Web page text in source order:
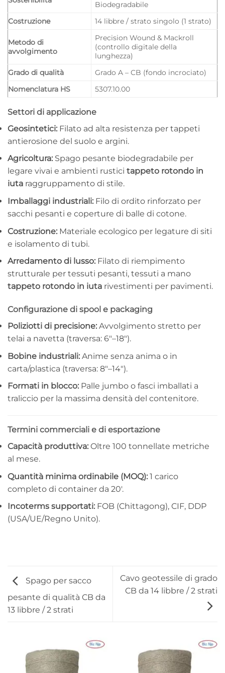
Biodegradabile
Costruzione
14 libbre / strato singolo (1 strato)
Metodo di
avvolgimento
Precision Wound & Mackroll
(controllo digitale della
lunghezza)
Grado di qualità
Grado A – CB (fondo incrociato)
Nomenclatura HS
5307.10.00
Settori di applicazione
Geosintetici: Filato ad alta resistenza per tappeti
antierosione del suolo e argini.
Agricoltura: Spago pesante biodegradabile per
legare vivai e ambienti rustici tappeto rotondo in
iuta raggruppamento di stile.
Imballaggi industriali: Filo di ordito rinforzato per
sacchi pesanti e coperture di balle di cotone.
Costruzione: Materiale ecologico per legature di siti
e isolamento di tubi.
Arredamento di lusso: Filato di riempimento
strutturale per tessuti pesanti, tessuti a mano
tappeto rotondo in iuta rivestimenti per pavimenti.
Configurazione di spool e packaging
Poliziotti di precisione: Avvolgimento stretto per
telai a navetta (traversa: 6″–18″).
Bobine industriali: Anime senza anima o in
carta/plastica (traversa: 8″–14″).
Formati in blocco: Palle jumbo o fasci imballati a
traliccio per la massima densità del contenitore.
Termini commerciali e di esportazione
Capacità produttiva: Oltre 100 tonnellate metriche
al mese.
Quantità minima ordinabile (MOQ): 1 carico
completo di container da 20′.
Incoterms supportati: FOB (Chittagong), CIF, DDP
(USA/UE/Regno Unito).
Spago per sacco
pesante di qualità CB da
13 libbre / 2 strati
Cavo geotessile di grado
CB da 14 libbre / 2 strati